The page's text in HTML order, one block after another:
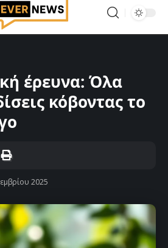
έρευνα: Όλα
κόβοντας το
2025